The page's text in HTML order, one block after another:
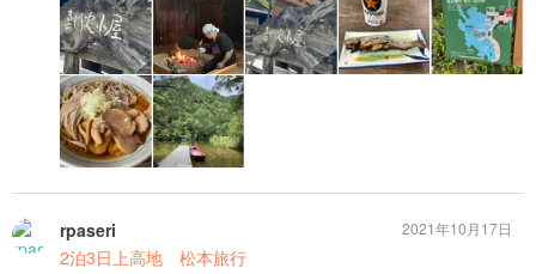
rpaseri
2泊3日上高地 松本旅行
2021年10月17日